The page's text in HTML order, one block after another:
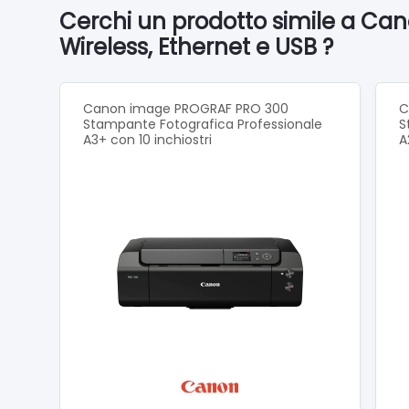
cm e
Cerchi un prodotto simile a
Wireless, Ethernet e USB ?
Canon image PROGRAF PRO 300
Stampante Fotografica Professionale
A3+ con 10 inchiostri